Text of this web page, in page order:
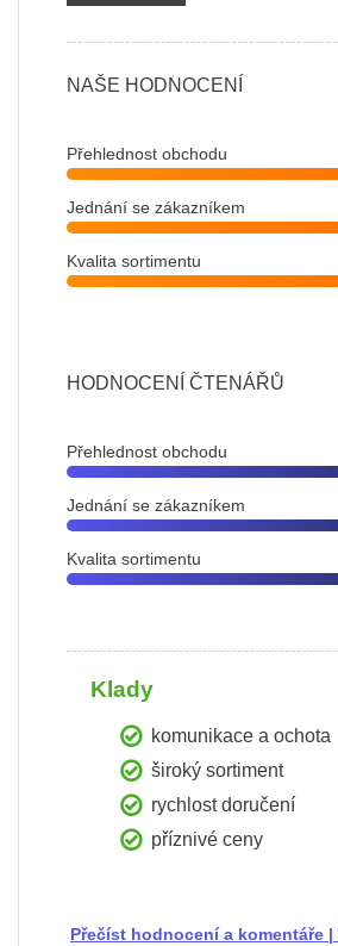
NAŠE HODNOCENÍ
Přehlednost obchodu
Jednání se zákazníkem
Kvalita sortimentu
HODNOCENÍ ČTENÁŘŮ
Přehlednost obchodu
Jednání se zákazníkem
Kvalita sortimentu
Klady
komunikace a ochota
široký sortiment
rychlost doručení
příznivé ceny
|
Přečíst hodnocení a komentáře